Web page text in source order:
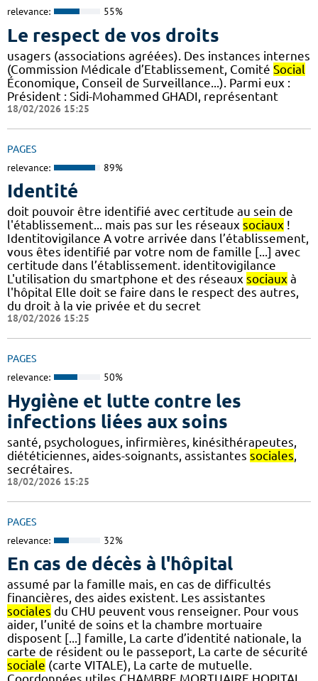
relevance: 55%
Le respect de vos droits
usagers (associations agréées). Des instances internes
(Commission Médicale d’Etablissement, Comité Social
Économique, Conseil de Surveillance...). Parmi eux :
Président : Sidi-Mohammed GHADI, représentant
18/02/2026 15:25
PAGES
relevance: 89%
Identité
doit pouvoir être identifié avec certitude au sein de
l'établissement... mais pas sur les réseaux sociaux !
Identitovigilance A votre arrivée dans l’établissement,
vous êtes identifié par votre nom de famille [...] avec
certitude dans l’établissement. identitovigilance
L'utilisation du smartphone et des réseaux sociaux à
l'hôpital Elle doit se faire dans le respect des autres,
du droit à la vie privée et du secret
18/02/2026 15:25
PAGES
relevance: 50%
Hygiène et lutte contre les
infections liées aux soins
santé, psychologues, infirmières, kinésithérapeutes,
diététiciennes, aides-soignants, assistantes sociales
secrétaires.
18/02/2026 15:25
PAGES
relevance: 32%
En cas de décès à l'hôpital
assumé par la famille mais, en cas de difficultés
financières, des aides existent. Les assistantes
sociales du CHU peuvent vous renseigner. Pour vous
aider, l’unité de soins et la chambre mortuaire
disposent [...] famille, La carte d’identité nationale, la
carte de résident ou le passeport, La carte de sécurité
sociale (carte VITALE), La carte de mutuelle.